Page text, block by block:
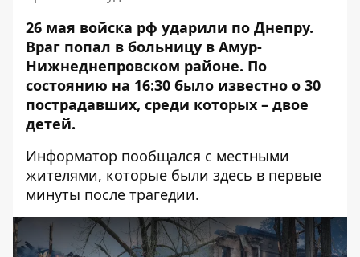
26 мая войска рф ударили по Днепру.
Враг попал в больницу в Амур-
Нижнеднепровском районе. По
состоянию на 16:30 было известно о 30
пострадавших, среди которых – двое
детей.
Информатор пообщался с местными
жителями, которые были здесь в первые
минуты после трагедии.